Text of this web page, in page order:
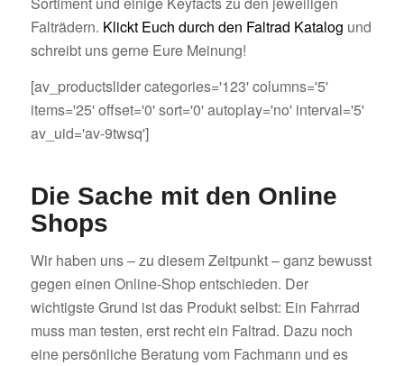
Falträdern. Klickt Euch durch den Faltrad Katalog und
schreibt uns gerne Eure Meinung!
[av_productslider categories='123' columns='5'
items='25' offset='0' sort='0' autoplay='no' interval='5'
av_uid='av-9twsq']
Die Sache mit den Online
Shops
Wir haben uns – zu diesem Zeitpunkt – ganz bewusst
gegen einen Online-Shop entschieden. Der
wichtigste Grund ist das Produkt selbst: Ein Fahrrad
muss man testen, erst recht ein Faltrad. Dazu noch
eine persönliche Beratung vom Fachmann und es